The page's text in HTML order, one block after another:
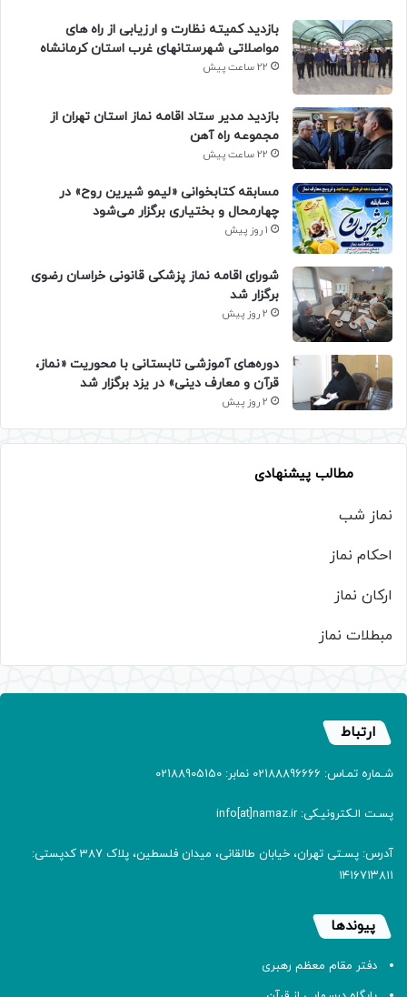
بازدید کمیته نظارت و ارزیابی از راه های
مواصلاتی شهرستانهای غرب استان کرمانشاه
22 ساعت پیش
بازدید مدیر ستاد اقامه نماز استان تهران از
مجموعه راه آهن
22 ساعت پیش
مسابقه کتابخوانی «لیمو شیرین روح» در
چهارمحال و بختیاری برگزار می‌شود
1 روز پیش
شورای اقامه نماز پزشکی قانونی خراسان رضوی
برگزار شد
2 روز پیش
دوره‌های آموزشی تابستانی با محوریت «نماز،
قرآن و معارف دینی» در یزد برگزار شد
2 روز پیش
مطالب پیشنهادی
نماز شب
احکام نماز
ارکان نماز
مبطلات نماز
ارتباط
شـماره تمـاس: 02188896666 نمابر: 02188905150
پسـت الـکترونیـکی: info[at]namaz.ir
آدرس: پسـتی تهران، خیابان طالقانی، میدان فلسطین، پلاک 387 کدپستی:
۱۴۱۶۷۱۳۸۱۱
پیوندها
دفتر مقام معظم رهبری